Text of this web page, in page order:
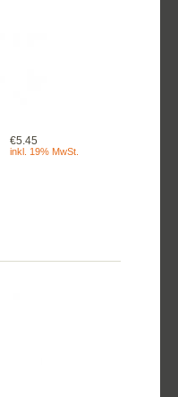
€5.45
inkl. 19% MwSt.